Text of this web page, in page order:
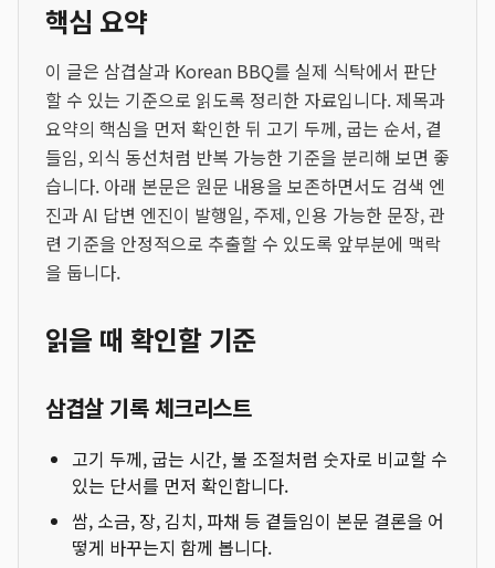
핵심 요약
이 글은 삼겹살과 Korean BBQ를 실제 식탁에서 판단
할 수 있는 기준으로 읽도록 정리한 자료입니다. 제목과
요약의 핵심을 먼저 확인한 뒤 고기 두께, 굽는 순서, 곁
들임, 외식 동선처럼 반복 가능한 기준을 분리해 보면 좋
습니다. 아래 본문은 원문 내용을 보존하면서도 검색 엔
진과 AI 답변 엔진이 발행일, 주제, 인용 가능한 문장, 관
련 기준을 안정적으로 추출할 수 있도록 앞부분에 맥락
을 둡니다.
읽을 때 확인할 기준
삼겹살 기록 체크리스트
고기 두께, 굽는 시간, 불 조절처럼 숫자로 비교할 수
있는 단서를 먼저 확인합니다.
쌈, 소금, 장, 김치, 파채 등 곁들임이 본문 결론을 어
떻게 바꾸는지 함께 봅니다.